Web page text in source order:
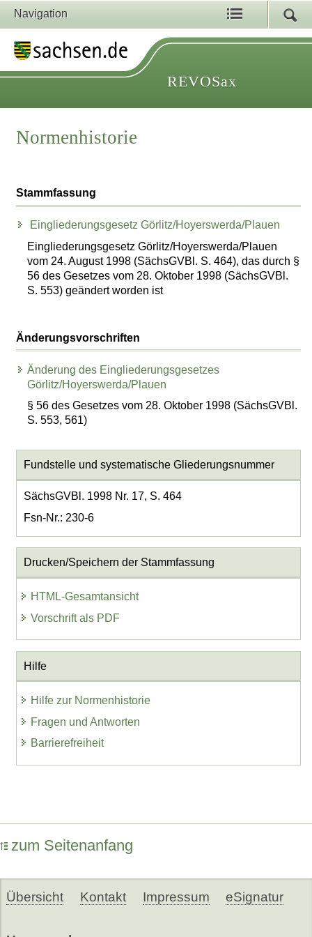
Navigation
REVOSax
Normenhistorie
Stammfassung
Eingliederungsgesetz Görlitz/Hoyerswerda/Plauen
Eingliederungsgesetz Görlitz/Hoyerswerda/Plauen
vom 24. August 1998 (SächsGVBl. S. 464), das durch §
56 des Gesetzes vom 28. Oktober 1998 (SächsGVBl.
S. 553) geändert worden ist
Änderungsvorschriften
Änderung des Eingliederungsgesetzes
Görlitz/Hoyerswerda/Plauen
§ 56 des Gesetzes vom 28. Oktober 1998 (SächsGVBl.
S. 553, 561)
Fundstelle und systematische Gliederungsnummer
SächsGVBl. 1998 Nr. 17, S. 464
Fsn-Nr.: 230-6
Drucken/Speichern der Stammfassung
HTML-Gesamtansicht
Vorschrift als PDF
Hilfe
Hilfe zur Normenhistorie
Fragen und Antworten
Barrierefreiheit
zum Seitenanfang
Übersicht Kontakt Impressum eSignatur